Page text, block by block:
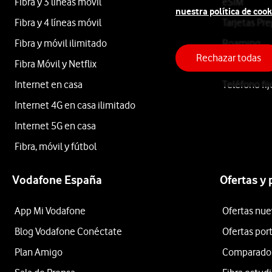
Cosori
Apple
Samsung
Huawei
Ordenar
por:
Fibra y 4 líneas móvil
Fibra y móvil ilimitado
Fibra Móvil y Netflix
Internet en casa
Internet 4G en casa ilimitado
Internet 5G en casa
Fibra, móvil y fútbol
Tarjetas
Roaming
Llamadas
Teléfono
Vodafone España
App Mi Vodafone
Blog Vodafone Conéctate
Plan Amigo
Ofertas y
Ofertas
Ofertas
nuestra política de
Rechazar todas